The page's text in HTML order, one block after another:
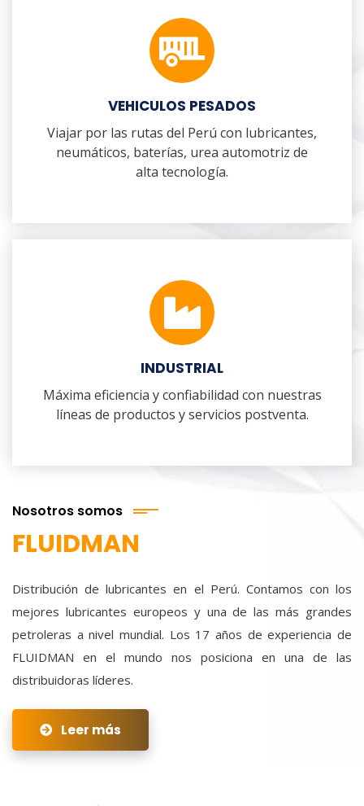
VEHICULOS PESADOS
Viajar por las rutas del Perú con lubricantes,
neumáticos, baterías, urea automotriz de
alta tecnología.
INDUSTRIAL
Máxima eficiencia y confiabilidad con nuestras
líneas de productos y servicios postventa.
Nosotros somos
FLUIDMAN
Distribución de lubricantes en el Perú. Contamos con los
mejores lubricantes europeos y una de las más grandes
petroleras a nivel mundial. Los 17 años de experiencia de
FLUIDMAN en el mundo nos posiciona en una de las
distribuidoras líderes.
Leer más